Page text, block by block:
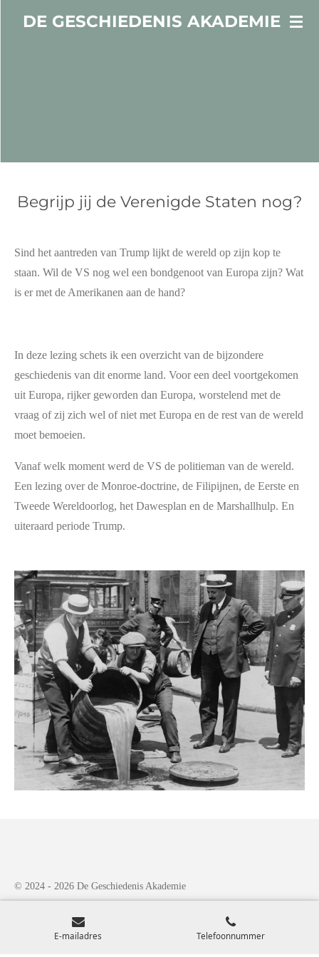
DE GESCHIEDENIS AKADEMIE
Begrijp jij de Verenigde Staten nog?
Sind het aantreden van Trump lijkt de wereld op zijn kop te
staan. Wil de VS nog wel een bondgenoot van Europa zijn? Wat
is er met de Amerikanen aan de hand?
In deze lezing schets ik een overzicht van de bijzondere
geschiedenis van dit enorme land. Voor een deel voortgekomen
uit Europa, rijker geworden dan Europa, worstelend met de
vraag of zij zich wel of niet met Europa en de rest van de wereld
moet bemoeien.
Vanaf welk moment werd de VS de politieman van de wereld.
Een lezing over de Monroe-doctrine, de Filipijnen, de Eerste en
Tweede Wereldoorlog, het Dawesplan en de Marshallhulp. En
uiteraard periode Trump.
© 2024 - 2026 De Geschiedenis Akademie
E-mailadres Telefoonnummer